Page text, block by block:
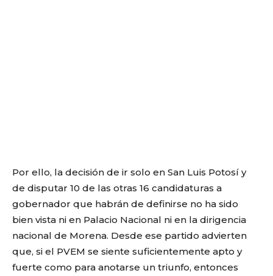
Por ello, la decisión de ir solo en San Luis Potosí y
de disputar 10 de las otras 16 candidaturas a
gobernador que habrán de definirse no ha sido
bien vista ni en Palacio Nacional ni en la dirigencia
nacional de Morena. Desde ese partido advierten
que, si el PVEM se siente suficientemente apto y
fuerte como para anotarse un triunfo, entonces